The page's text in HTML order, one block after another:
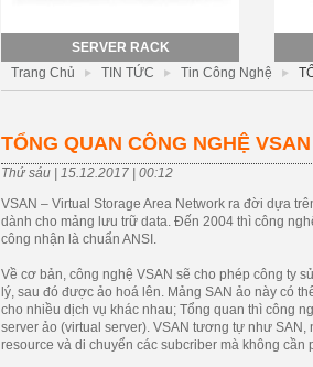
SERVER RACK
Trang Chủ
TIN TỨC Tin Công Nghệ
TỔNG QUAN CÔNG NGHỆ VSAN
Thứ sáu | 15.12.2017 | 00:12
VSAN – Virtual Storage Area Network ra đời dựa
dành cho mảng lưu trữ data. Đến 2004 thì công
công nhận là chuẩn ANSI.
Về cơ bản, công nghệ VSAN sẽ cho phép công ty
lý, sau đó được ảo hoá lên. Mảng SAN ảo này có
cho nhiều dịch vụ khác nhau; Tổng quan thì công
server ảo (virtual server). VSAN tương tự như
resource và di chuyển các subcriber mà không